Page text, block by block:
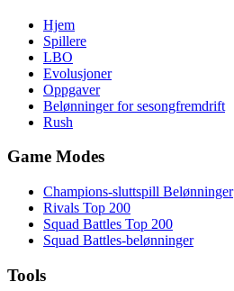
Hjem
Spillere
LBO
Evolusjoner
Oppgaver
Belønninger for sesongfremdrift
Rush
Game Modes
Champions-sluttspill Belønninger
Rivals Top 200
Squad Battles Top 200
Squad Battles-belønninger
Tools